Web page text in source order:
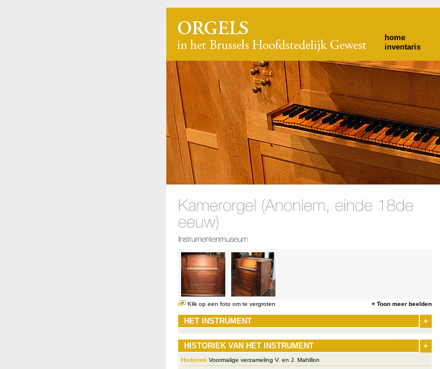
home
inventaris
Klik op een foto om te vergroten + Toon meer beelden
+
HET INSTRUMENT
+
HISTORIEK VAN HET INSTRUMENT
Historiek Voormalige verzameling V. en J. Mahillon